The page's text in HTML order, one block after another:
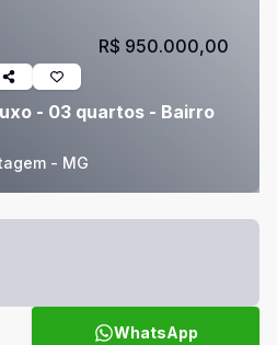
- 03 quartos - Bairro
- MG
R$ 950.000,00
WhatsApp